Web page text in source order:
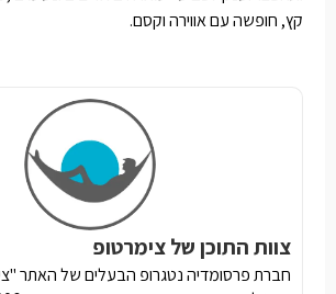
קץ, חופשה עם אווירה וקסם.
צוות התוכן של צימרטופ
חברת פרסומדיה נטגרופ הבעלים של האתר